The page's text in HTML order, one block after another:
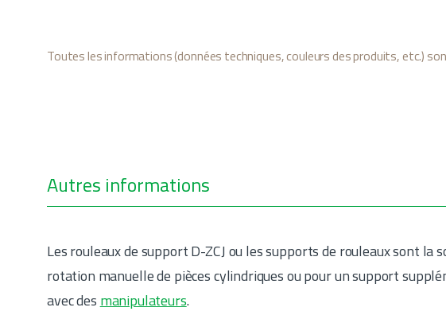
Toutes les informations (données techniques, couleurs des produits, etc.)
Autres informations
Les rouleaux de support D-ZCJ ou les supports de rouleaux sont la
rotation manuelle de pièces cylindriques ou pour un support
avec des manipulateurs.